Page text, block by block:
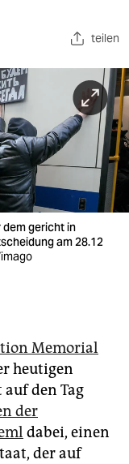
teilen
gericht in
am 28.12
Memorial
heutigen
auf den Tag
der
dabei, einen
der auf